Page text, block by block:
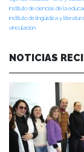
instituto de ciencias de la
instituto de lingüística y literatura
vinculación
NOTICIAS